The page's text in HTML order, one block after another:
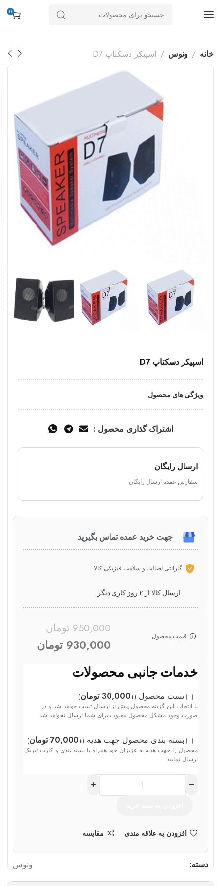
0
خانه ونوس اسپیکر دسکتاپ D7
اسپیکر دسکتاپ D7
ویژگی های محصول
اشتراک گذاری محصول :
ارسال رایگان
سفارش عمده ارسال رایگان
جهت خرید عمده تماس بگیرید
گارانتی اصالت و سلامت فیزیکی کالا
ارسال کالا از ۲ روز کاری دیگر
قیمت محصول
950,000 تومان
930,000 تومان
خدمات جانبی محصولات
تست محصول (
+
30,000 تومان)
با انتخاب این گزینه محصول پیش از ارسال تست خواهد شد و در
صورت وجود مشکل محصول معیوب برای شما ارسال نخواهد شد
بسته بندی محصول جهت هدیه (
+
70,000 تومان)
محصول را جهت هدیه به عزیزان خود همراه با بسته بندی و کارت تبریک
ارسال نمایید
افزودن به علاقه مندی مقایسه
دسته: ونوس